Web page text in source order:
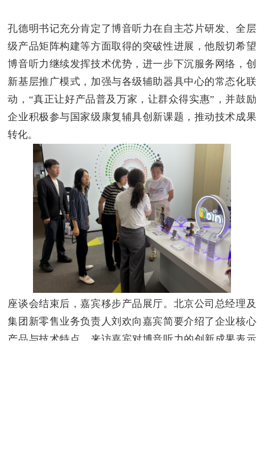
孔德明书记充分肯定了博音听力在自主芯片研发、全层
级产品矩阵构建等方面取得的突破性进展，他殷切希望
博音听力继续发挥技术优势，进一步下沉服务网络，创
新基层推广模式，加强与各级辅助器具中心的常态化联
动， “真正让好产品普及万家，让群众得实惠”，并鼓励
企业积极参与国家级康复辅具创新课题，推动技术成果
转化。
座谈会结束后，嘉宾移步产品展厅。北京公司总经理及
集团新零售业务负责人刘欢向嘉宾简要介绍了企业核心
产品与技术特点，来访嘉宾对博音听力的创新成果表示